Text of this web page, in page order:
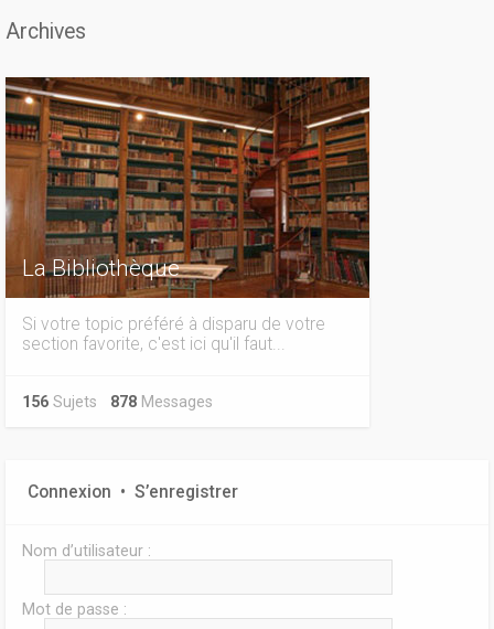
Archives
La Bibliothèque
Si votre topic préféré à disparu de votre
section favorite, c'est ici qu'il faut...
156 Sujets 878 Messages
Connexion • S’enregistrer
Nom d’utilisateur :
Mot de passe :